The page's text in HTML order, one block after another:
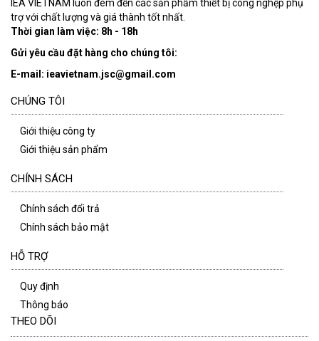
IEA VIETNAM luôn đem đến các sản phẩm thiết bị công nghệp phụ
trợ với chất lượng và giá thành tốt nhất.
Thời gian làm việc: 8h - 18h
Gửi yêu cầu đặt hàng cho chúng tôi:
E-mail: ieavietnam.jsc@gmail.com
CHÚNG TÔI
Giới thiệu công ty
Giới thiệu sản phẩm
CHÍNH SÁCH
Chính sách đổi trả
Chính sách bảo mật
HỖ TRỢ
Quy định
Thông báo
THEO DÕI